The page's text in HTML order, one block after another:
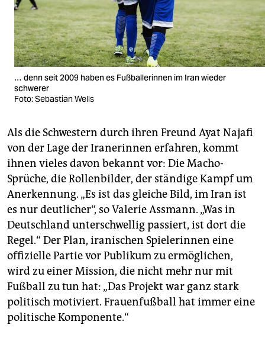
… denn seit 2009 haben es Fußballerinnen im Iran wieder
schwerer
Foto: Sebastian Wells
Als die Schwestern durch ihren Freund Ayat Najafi
von der Lage der Iranerinnen erfahren, kommt
ihnen vieles davon bekannt vor: Die Macho-
Sprüche, die Rollenbilder, der ständige Kampf um
Anerkennung. „Es ist das gleiche Bild, im Iran ist
es nur deutlicher“, so Valerie Assmann. „Was in
Deutschland unterschwellig passiert, ist dort die
Regel.“ Der Plan, iranischen Spielerinnen eine
offizielle Partie vor Publikum zu ermöglichen,
wird zu einer Mission, die nicht mehr nur mit
Fußball zu tun hat: „Das Projekt war ganz stark
politisch motiviert. Frauenfußball hat immer eine
politische Komponente.“